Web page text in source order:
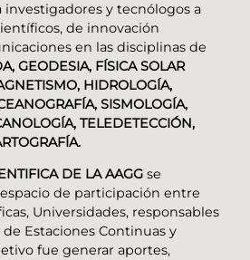
investigadores y tecnólogos a
de innovación
en las disciplinas de
GEODESIA, FÍSICA SOLAR
HIDROLOGÍA,
SISMOLOGÍA,
TELEDETECCIÓN,
DE LA AAGG se
de participación entre
Universidades, responsables
Estaciones Continuas y
fue generar aportes,